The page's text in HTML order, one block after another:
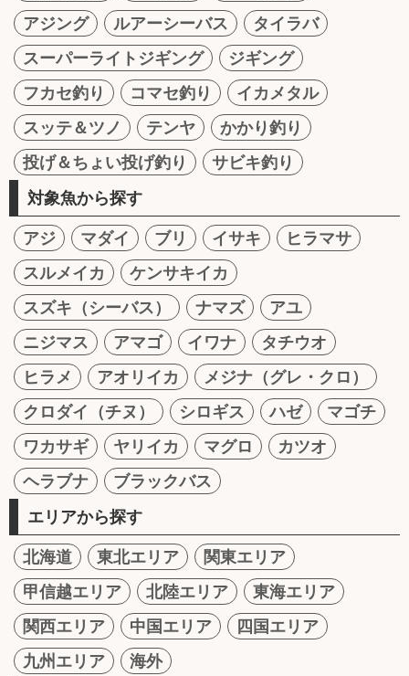
アジング
ルアーシーバス
タイラバ
スーパーライトジギング
ジギング
フカセ釣り
コマセ釣り
イカメタル
スッテ＆ツノ
テンヤ
かかり釣り
投げ＆ちょい投げ釣り
サビキ釣り
対象魚から探す
アジ マダイ ブリ イサキ
ヒラマサ
スルメイカ
ケンサキイカ
スズキ（シーバス）
ナマズ
アユ
ニジマス
アマゴ イワナ
タチウオ
ヒラメ
アオリイカ
メジナ（グレ・クロ）
クロダイ（チヌ）
シロギス ハゼ
マゴチ
ワカサギ
ヤリイカ マグロ
カツオ
ヘラブナ
ブラックバス
エリアから探す
北海道 東北エリア
関東エリア
甲信越エリア
北陸エリア
東海エリア
関西エリア
中国エリア
四国エリア
九州エリア
海外